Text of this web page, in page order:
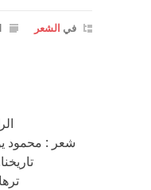
في الشعر 1
شعر : محمود